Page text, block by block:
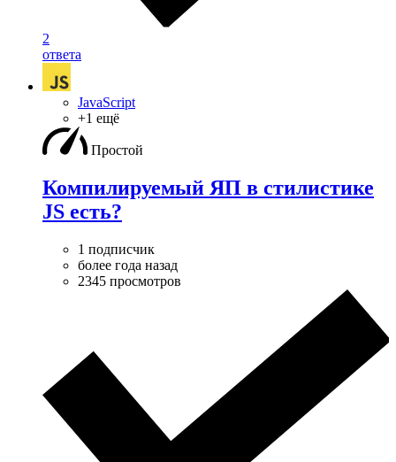
2
ответа
JavaScript
+1 ещё
Простой
Компилируемый ЯП в стилистике
JS есть?
1 подписчик
более года назад
2345 просмотров